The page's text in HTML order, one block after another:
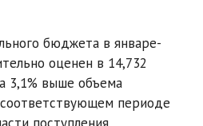
бюджета в январе-
оценен в 14,732
3,1% выше объема
периоде